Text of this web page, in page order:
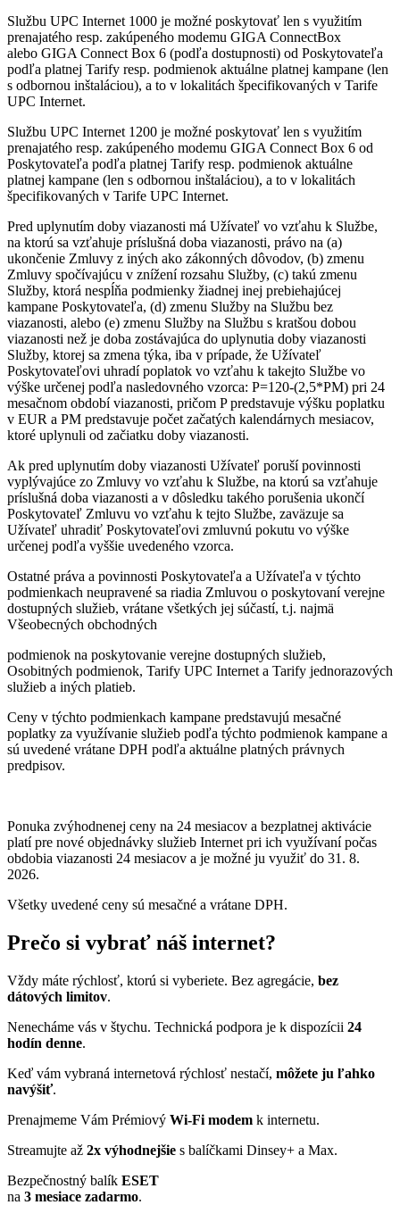
Službu UPC Internet 1000 je možné poskytovať len s využitím
prenajatého resp. zakúpeného modemu GIGA ConnectBox
alebo GIGA Connect Box 6 (podľa dostupnosti) od Poskytovateľa
podľa platnej Tarify resp. podmienok aktuálne platnej kampane (len
s odbornou inštaláciou), a to v lokalitách špecifikovaných v Tarife
UPC Internet.
Službu UPC Internet 1200 je možné poskytovať len s využitím
prenajatého resp. zakúpeného modemu GIGA Connect Box 6 od
Poskytovateľa podľa platnej Tarify resp. podmienok aktuálne
platnej kampane (len s odbornou inštaláciou), a to v lokalitách
špecifikovaných v Tarife UPC Internet.
Pred uplynutím doby viazanosti má Užívateľ vo vzťahu k Službe,
na ktorú sa vzťahuje príslušná doba viazanosti, právo na (a)
ukončenie Zmluvy z iných ako zákonných dôvodov, (b) zmenu
Zmluvy spočívajúcu v znížení rozsahu Služby, (c) takú zmenu
Služby, ktorá nespĺňa podmienky žiadnej inej prebiehajúcej
kampane Poskytovateľa, (d) zmenu Služby na Službu bez
viazanosti, alebo (e) zmenu Služby na Službu s kratšou dobou
viazanosti než je doba zostávajúca do uplynutia doby viazanosti
Služby, ktorej sa zmena týka, iba v prípade, že Užívateľ
Poskytovateľovi uhradí poplatok vo vzťahu k takejto Službe vo
výške určenej podľa nasledovného vzorca: P=120-(2,5*PM) pri 24
mesačnom období viazanosti, pričom P predstavuje výšku poplatku
v EUR a PM predstavuje počet začatých kalendárnych mesiacov,
ktoré uplynuli od začiatku doby viazanosti.
Ak pred uplynutím doby viazanosti Užívateľ poruší povinnosti
vyplývajúce zo Zmluvy vo vzťahu k Službe, na ktorú sa vzťahuje
príslušná doba viazanosti a v dôsledku takého porušenia ukončí
Poskytovateľ Zmluvu vo vzťahu k tejto Službe, zaväzuje sa
Užívateľ uhradiť Poskytovateľovi zmluvnú pokutu vo výške
určenej podľa vyššie uvedeného vzorca.
Ostatné práva a povinnosti Poskytovateľa a Užívateľa v týchto
podmienkach neupravené sa riadia Zmluvou o poskytovaní verejne
dostupných služieb, vrátane všetkých jej súčastí, t.j. najmä
Všeobecných obchodných
podmienok na poskytovanie verejne dostupných služieb,
Osobitných podmienok, Tarify UPC Internet a Tarify jednorazových
služieb a iných platieb.
Ceny v týchto podmienkach kampane predstavujú mesačné
poplatky za využívanie služieb podľa týchto podmienok kampane a
sú uvedené vrátane DPH podľa aktuálne platných právnych
predpisov.
Ponuka zvýhodnenej ceny na 24 mesiacov a bezplatnej aktivácie
platípre nové objednávky služieb Internet pri ich využívaní počas
obdobia viazanosti 24 mesiacov a je možné ju využiť do 31. 8.
2026.
Všetky uvedené ceny sú mesačné a vrátane DPH.
Prečo si vybrať náš internet?
Vždy máte rýchlosť, ktorú si vyberiete. Bez agregácie, bez
dátových limitov.
Nenecháme vás v štychu. Technická podpora je k dispozícii 24
hodín denne.
Keď vám vybraná internetová rýchlosť nestačí, môžete ju ľahko
navýšiť.
Prenajmeme Vám Prémiový Wi-Fi modem k internetu.
Streamujte až 2x výhodnejšie s balíčkami Dinsey+ a Max.
Bezpečnostný balík ESET
na 3 mesiace zadarmo.